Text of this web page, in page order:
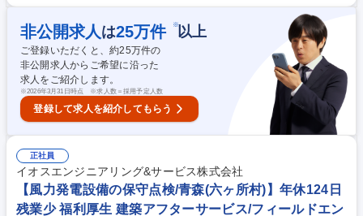
なげやすい“質の高いトーク”ができているかが重要です。そのため ・新人
メンバーへのトーク指導 ・目標達成が難しそうなメンバーへの個別フォロ
ー ・トーク内容の改善・ブラッシュアップ・リスト精査 などを通じて、
成果につながる話し方を一緒に作っていきましょう！ 募集職種 【名古屋/
既存顧客対応/コールセンターのSV】残業月13h程度/インセンティブ有
非公開求人 は25万件 ※以上
ご登録いただくと、約25万件の
非公開求人からご希望に沿った
求人をご紹介します。
※2026年3月31日時点 ※求人数＝採用予定人数
登録して求人を紹介してもらう
正社員
イオスエンジニアリング&サービス株式会社
【風力発電設備の保守点検/青森(六ヶ所村)】年休124日
残業少 福利厚生 建築アフターサービス/フィールドエン